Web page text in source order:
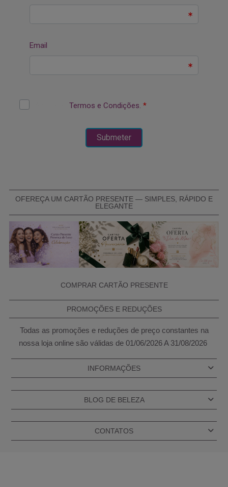
OFEREÇA UM CARTÃO PRESENTE — SIMPLES, RÁPIDO E
ELEGANTE
COMPRAR CARTÃO PRESENTE
PROMOÇÕES E REDUÇÕES
Todas as promoções e reduções de preço constantes na
nossa loja online são válidas de 01/06/2026 A 31/08/2026
INFORMAÇÕES
BLOG DE BELEZA
CONTATOS